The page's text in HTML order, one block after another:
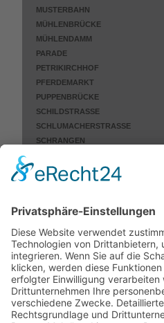
MUSTERBAHN
MÜHLENBRÜCKE
MÜHLENDAMM
PARADE
PETRIKIRCHHOF
PFERDEMARKT
PUPPENBRÜCKE
SCHILDSTRASSE
SCHLUMACHERSTRASSE
SCHRANGEN
WAHMSTRASSE
WALLSTRASSE
WILLY-BRANDT-ALLEE
NICHT MEHR ERHALTEN
KÜCKNITZ
MOISLING
SCHLUTUP
ST. GERTRUD
ST. JÜRGEN